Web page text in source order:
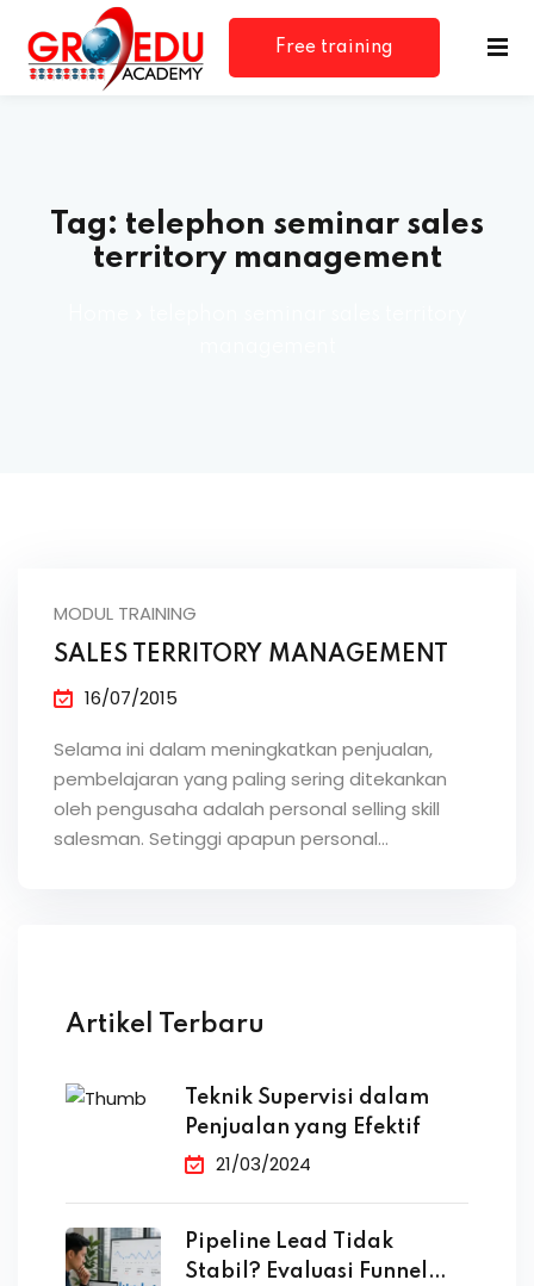
Free training
Tag: telephon seminar sales
territory management
MODUL TRAINING
SALES TERRITORY MANAGEMENT
16/07/2015
Selama ini dalam meningkatkan penjualan,
pembelajaran yang paling sering ditekankan
oleh pengusaha adalah personal selling skill
salesman. Setinggi apapun personal…
Artikel Terbaru
Teknik Supervisi dalam
Penjualan yang Efektif
21/03/2024
Pipeline Lead Tidak
Stabil? Evaluasi Funnel